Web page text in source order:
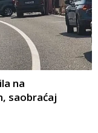
na
saobraćaj